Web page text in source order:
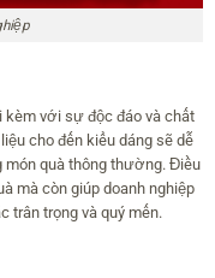
kèm với sự độc đáo và chất
cho đến kiểu dáng sẽ dễ
quà thông thường. Điều
mà còn giúp doanh nghiệp
trân trọng và quý mến.